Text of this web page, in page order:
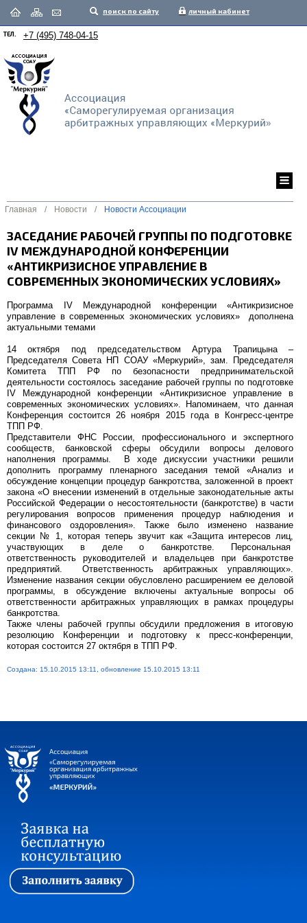
поиск по сайту личный кабинет
ТЕЛ. +7 (495) 748-04-15
Главная / Новости / Новости Ассоциации
ЗАСЕДАНИЕ РАБОЧЕЙ ГРУППЫ ПО ПОДГОТОВКЕ
IV МЕЖДУНАРОДНОЙ КОНФЕРЕНЦИИ
«АНТИКРИЗИСНОЕ УПРАВЛЕНИЕ В
СОВРЕМЕННЫХ ЭКОНОМИЧЕСКИХ УСЛОВИЯХ»
Программа IV Международной конференции «Антикризисное
управление в современных экономических условиях» дополнена
актуальными темами
14 октября под председательством Артура Трапицына –
Председателя Совета НП СОАУ «Меркурий», зам. Председателя
Комитета ТПП РФ по безопасности предпринимательской
деятельности состоялось заседание рабочей группы по подготовке
IV Международной конференции «Антикризисное управление в
современных экономических условиях». Напоминаем, что данная
Конференция состоится 26 ноября 2015 года в Конгресс-центре
ТПП РФ.
Представители ФНС России, профессионального и экспертного
сообществ, банковской сферы обсудили вопросы делового
наполнения программы. В ходе дискуссии участники решили
дополнить программу пленарного заседания темой «Анализ и
обсуждение концепции процедур банкротства, заложенной в проект
закона «О внесении изменений в отдельные законодательные акты
Российской Федерации о несостоятельности (банкротстве) в части
регулирования вопросов применения процедур наблюдения и
финансового оздоровления». Также было изменено название
секции № 1, которая теперь звучит как «Защита интересов лиц,
участвующих в деле о банкротстве. Персональная
ответственность руководителей и владельцев при банкротстве
предприятий. Ответственность арбитражных управляющих».
Изменение названия секции обусловлено расширением ее деловой
программы, в обсуждение включены актуальные вопросы об
ответственности арбитражных управляющих в рамках процедуры
банкротства.
Также члены рабочей группы обсудили предложения в итоговую
резолюцию Конференции и подготовку к пресс-конференции,
которая состоится 27 октября в ТПП РФ.
Создана: 15.10.2015 13:11, обновление 15.10.2015 13:11